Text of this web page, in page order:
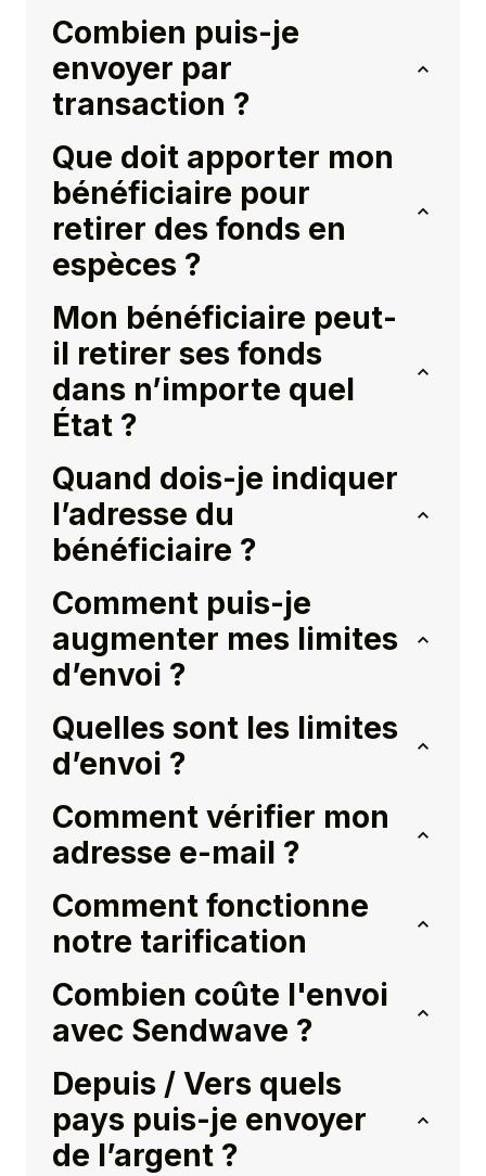
Combien puis-je
envoyer par
transaction ?
Que doit apporter mon
bénéficiaire pour
retirer des fonds en
espèces ?
Mon bénéficiaire peut-
il retirer ses fonds
dans n’importe quel
État ?
Quand dois-je indiquer
l’adresse du
bénéficiaire ?
Comment puis-je
augmenter mes limites
d’envoi ?
Quelles sont les limites
d’envoi ?
Comment vérifier mon
adresse e-mail ?
Comment fonctionne
notre tarification
Combien coûte l'envoi
avec Sendwave ?
Depuis / Vers quels
pays puis-je envoyer
de l’argent ?